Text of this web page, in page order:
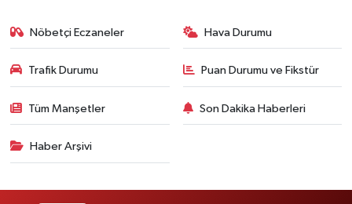
Nöbetçi Eczaneler Hava Durumu
Trafik Durumu Puan Durumu ve Fikstür
Tüm Manşetler Son Dakika Haberleri
Haber Arşivi